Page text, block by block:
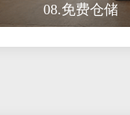
08.免费仓储